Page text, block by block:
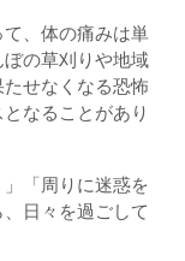
、体の痛みは単
の草刈りや地域
せなくなる恐怖
なることがあり
「周りに迷惑を
日々を過ごして